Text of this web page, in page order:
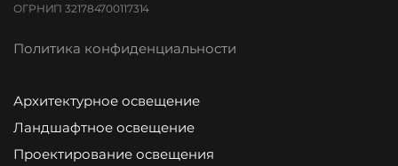
ОГРНИП 321784700117314
Политика конфиденциальности
Архитектурное освещение
Ландшафтное освещение
Проектирование освещения